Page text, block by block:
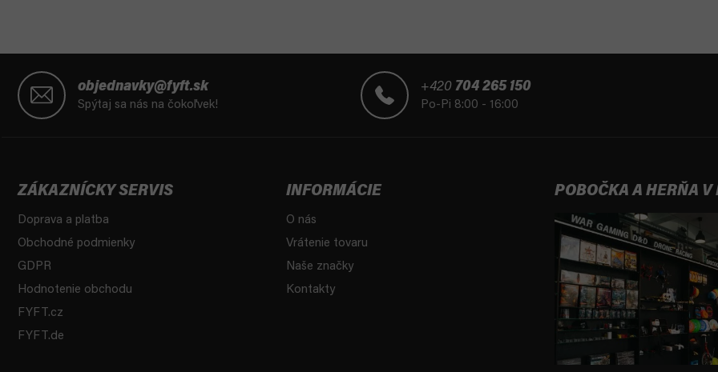
objednavky@fyft.sk
Spýtaj sa nás na čokoľvek!
+420 704 265 150
Po-Pi 8:00 - 16:00
ZÁKAZNÍCKY SERVIS
Doprava a platba
Obchodné podmienky
GDPR
Hodnotenie obchodu
FYFT.cz
FYFT.de
INFORMÁCIE
O nás
Vrátenie tovaru
Naše značky
Kontakty
POBOČKA A HERŇA V